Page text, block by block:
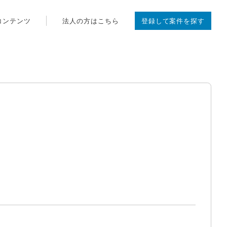
ンテンツ 法人の方はこちら 登録して案件を探す